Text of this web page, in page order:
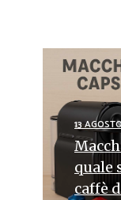
13
quale
caffè